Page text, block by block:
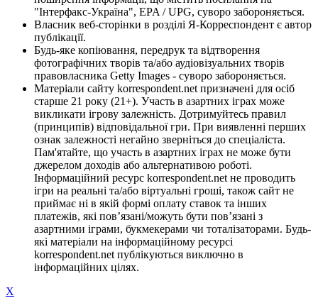
"Інтерфакс-Україна", EPA / UPG, суворо забороняється.
Власник веб-сторінки в розділі Я-Корреспондент є автор
публікації.
Будь-яке копіювання, передрук та відтворення
фотографічних творів та/або аудіовізуальних творів
правовласника Getty Images - суворо забороняється.
Матеріали сайту korrespondent.net призначені для осіб
старше 21 року (21+). Участь в азартних іграх може
викликати ігрову залежність. Дотримуйтесь правил
(принципів) відповідальної гри. При виявленні перших
ознак залежності негайно зверніться до спеціаліста.
Пам'ятайте, що участь в азартних іграх не може бути
джерелом доходів або альтернативою роботі.
Інформаційний ресурс korrespondent.net не проводить
ігри на реальні та/або віртуальні гроші, також сайт не
приймає ні в якій формі оплату ставок та інших
платежів, які пов’язані/можуть бути пов’язані з
азартними іграми, букмекерами чи тоталізаторами. Будь-
які матеріали на інформаційному ресурсі
korrespondent.net публікуються виключно в
інформаційних цілях.
X